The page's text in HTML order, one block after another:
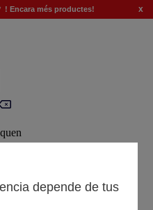
! Encara més productes! x
depende de tus